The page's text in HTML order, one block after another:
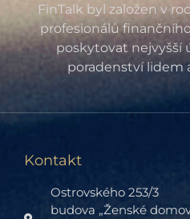
FinTalk byl založen v
profesionálů
poskytovat nejvyšší
poradenství lidem
Kontakt
Ostrovského 253/3
budova „Ženské